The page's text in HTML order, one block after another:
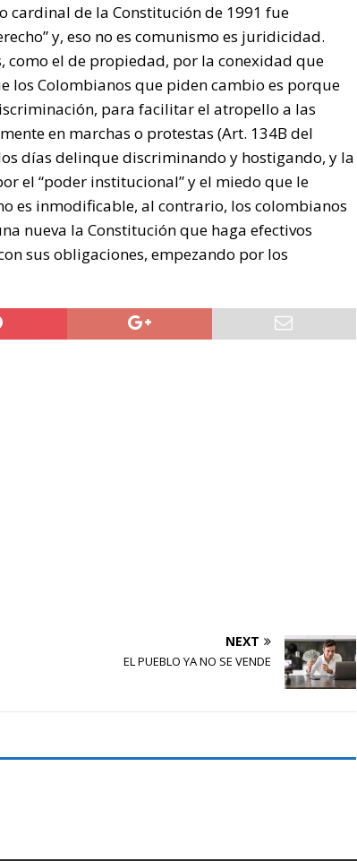
cardinal de la Constitución de 1991 fue
y, eso no es comunismo es juridicidad.
como el de propiedad, por la conexidad que
los Colombianos que piden cambio es porque
para facilitar el atropello a las
en marchas o protestas (Art. 134B del
días delinque discriminando y hostigando, y la
el “poder institucional” y el miedo que le
es inmodificable, al contrario, los colombianos
nueva la Constitución que haga efectivos
sus obligaciones, empezando por los
NEXT
EL PUEBLO YA NO SE VENDE